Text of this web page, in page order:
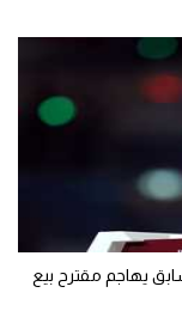
يهاجم مقترح بيع